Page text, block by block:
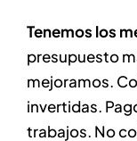
Tenemos los
presupuesto
mejoramos.
invertidas.
trabajos. No